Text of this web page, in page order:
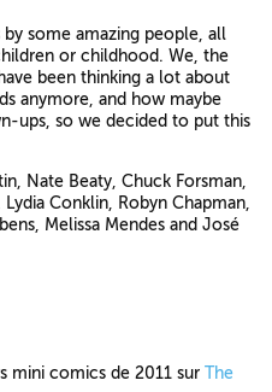
some amazing people, all
or childhood. We, the
been thinking a lot about
anymore, and how maybe
ups, so we decided to put this
Nate Beaty, Chuck Forsman,
Conklin, Robyn Chapman,
Melissa Mendes and José
mini comics de 2011 sur The